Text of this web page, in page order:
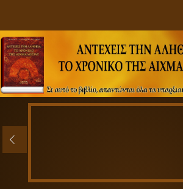
AΡΧΙΚΗ
ΣΥΓΓΡΑΦΕΑΣ